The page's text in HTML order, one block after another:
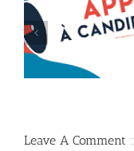
Leave A Comment